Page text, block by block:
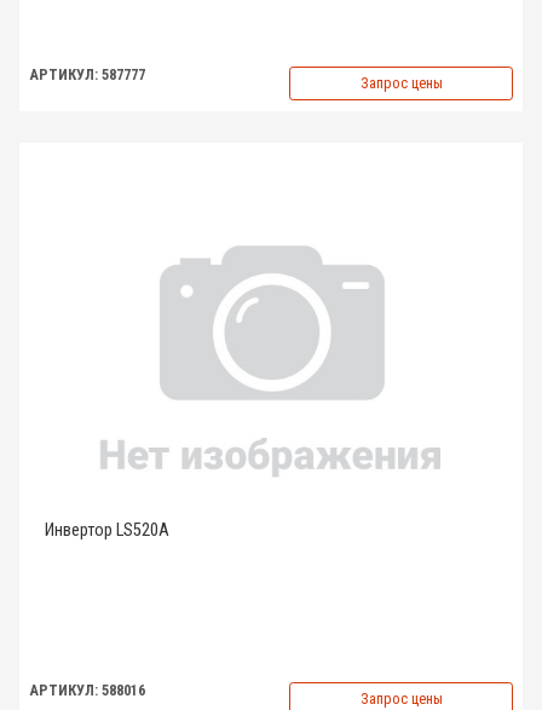
АРТИКУЛ: 587777 Запрос цены
Инвертор LS520A
АРТИКУЛ: 588016 Запрос цены